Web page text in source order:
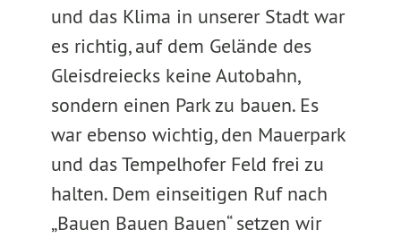
und das Klima in unserer Stadt war
es richtig, auf dem Gelände des
Gleisdreiecks keine Autobahn,
sondern einen Park zu bauen. Es
war ebenso wichtig, den Mauerpark
und das Tempelhofer Feld frei zu
halten. Dem einseitigen Ruf nach
„Bauen Bauen Bauen“ setzen wir